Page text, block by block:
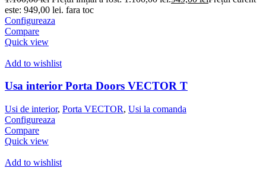
este: 949,00 lei. fara toc
Configureaza
Compare
Quick view
Add to wishlist
Usa interior Porta Doors VECTOR T
Usi de interior, Porta VECTOR, Usi la comanda
Configureaza
Compare
Quick view
Add to wishlist